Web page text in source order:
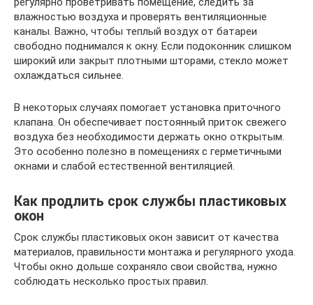
влажностью воздуха и проверять вентиляционные
каналы. Важно, чтобы теплый воздух от батареи
свободно поднимался к окну. Если подоконник слишком
широкий или закрыт плотными шторами, стекло может
охлаждаться сильнее.
В некоторых случаях помогает установка приточного
клапана. Он обеспечивает постоянный приток свежего
воздуха без необходимости держать окно открытым.
Это особенно полезно в помещениях с герметичными
окнами и слабой естественной вентиляцией.
Как продлить срок службы пластиковых
окон
Срок службы пластиковых окон зависит от качества
материалов, правильности монтажа и регулярного ухода.
Чтобы окно дольше сохраняло свои свойства, нужно
соблюдать несколько простых правил.